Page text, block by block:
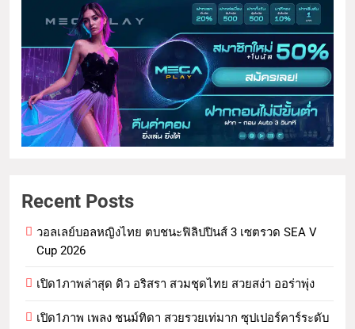
Recent Posts
วอลเลย์บอลหญิงไทย ตบชนะฟิลิปปินส์ 3 เซตรวด SEA V
Cup 2026
เปิด1ภาพล่าสุด ดิว อริสรา สวมชุดไทย สวยสง่า ออร่าพุ่ง
เปิด1ภาพ เพลง ชนม์ทิดา สวยรวยเท่มาก ซุปเปอร์คาร์ระดับ